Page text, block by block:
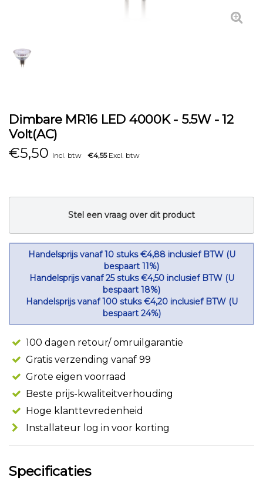
Dimbare MR16 LED 4000K - 5.5W - 12
Volt(AC)
€5,50 Incl. btw €4,55Excl. btw
Stel een vraag over dit product
Handelsprijs vanaf 10 stuks €4,88 inclusief BTW (U
bespaart 11%)
Handelsprijs vanaf 25 stuks €4,50 inclusief BTW (U
bespaart 18%)
Handelsprijs vanaf 100 stuks €4,20 inclusief BTW (U
bespaart 24%)
100 dagen retour/ omruilgarantie
Gratis verzending vanaf 99
Grote eigen voorraad
Beste prijs-kwaliteitverhouding
Hoge klanttevredenheid
Installateur log in voor korting
Specificaties